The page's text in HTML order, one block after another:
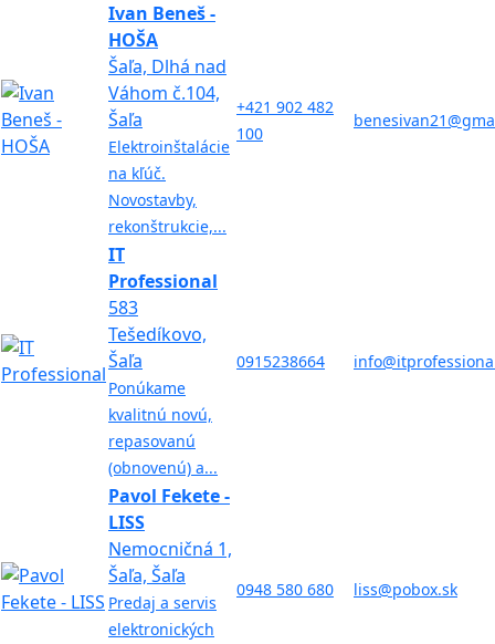
Ivan Beneš -
HOŠA
Šaľa, Dlhá nad
Váhom č.104,
Šaľa
Elektroinštalácie
na kľúč.
Novostavby,
rekonštrukcie,...
+421 902 482
100
IT
Professional
583
Tešedíkovo,
Šaľa
Ponúkame
kvalitnú novú,
repasovanú
(obnovenú) a...
0915238664
Pavol Fekete -
LISS
Nemocničná 1,
Šaľa, Šaľa
Predaj a servis
elektronických
0948 580 680 liss@pobox.sk